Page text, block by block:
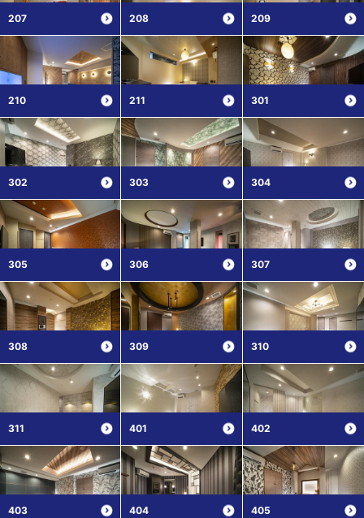
207 208 209
210 211 301
302 303 304
305 306 307
308 309 310
311 401 402
403 404 405